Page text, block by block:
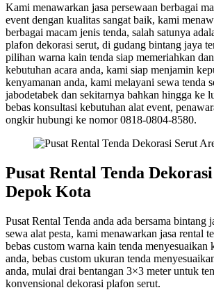
Kami menawarkan jasa persewaan berbagai
event dengan kualitas sangat baik, kami
berbagai macam jenis tenda, salah satunya
plafon dekorasi serut, di gudang bintang jaya
pilihan warna kain tenda siap memeriahkan
kebutuhan acara anda, kami siap menjamin
kenyamanan anda, kami melayani sewa tenda
jabodetabek dan sekitarnya bahkan hingga ke
bebas konsultasi kebutuhan alat event,
ongkir hubungi ke nomor 0818-0804-8580.
Pusat Rental Tenda
Depok Kota
Pusat Rental Tenda anda ada bersama bintang
sewa alat pesta, kami menawarkan jasa rental
bebas custom warna kain tenda menyesuaikan
anda, bebas custom ukuran tenda
anda, mulai drai bentangan 3×3 meter untuk
konvensional dekorasi plafon serut.